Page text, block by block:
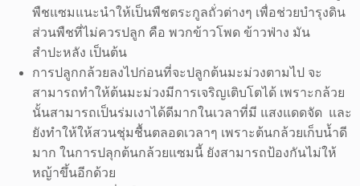
พืชแซมแนะนำให้เป็นพืชตระกูลถั่วต่างๆ เพื่อช่วยบำรุงดิน
ส่วนพืชที่ไม่ควรปลูก คือ พวกข้าวโพด ข้าวฟ่าง มัน
สำปะหลัง เป็นต้น
การปลูกกล้วยลงไปก่อนที่จะปลูกต้นมะม่วงตามไป จะ
สามารถทำให้ต้นมะม่วงมีการเจริญเติบโตได้ เพราะกล้วย
นั้นสามารถเป็นร่มเงาได้ดีมากในเวลาที่มี แสงแดดจัด และ
ยังทำให้ให้สวนชุ่มชื้นตลอดเวลาๆ เพราะต้นกล้วยเก็บน้ำดี
มาก ในการปลุกต้นกล้วยแซมนี้ ยังสามารถป้องกันไม่ให้
หญ้าขึ้นอีกด้วย